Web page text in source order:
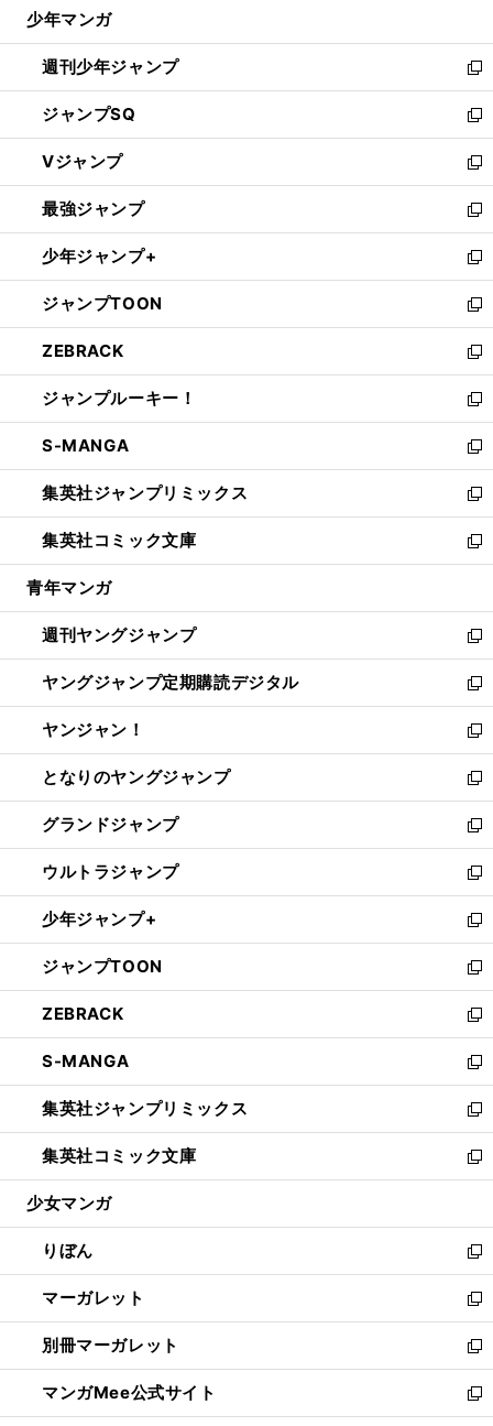
開
く
少年マンガ
週刊少年ジャンプ
新
し
い
ウ
ィ
ン
ド
ウ
で
開
く
ジャンプSQ
新
し
い
ウ
ィ
ン
ド
ウ
で
開
く
Vジャンプ
新
し
い
ウ
ィ
ン
ド
ウ
で
開
く
最強ジャンプ
新
し
い
ウ
ィ
ン
ド
ウ
で
開
く
少年ジャンプ+
新
し
い
ウ
ィ
ン
ド
ウ
で
開
く
ジャンプTOON
新
し
い
ウ
ィ
ン
ド
ウ
で
開
く
ZEBRACK
新
し
い
ウ
ィ
ン
ド
ウ
で
開
ジャンプルーキー！
新
し
い
ウ
ィ
ン
ド
ウ
開
く
S-MANGA
新
し
い
ウ
ィ
ン
ウ
で
開
く
集英社ジャンプリミックス
新
し
い
ウ
ン
ド
ウ
で
開
く
集英社コミック文庫
新
し
ウ
ィ
ン
ド
ウ
で
開
く
青年マンガ
週刊ヤングジャンプ
新
し
い
ウ
ィ
ン
ド
ウ
で
開
く
ヤングジャンプ定期購読デジタル
新
し
い
ウ
ィ
ン
ド
ウ
で
開
く
ヤンジャン！
新
し
い
ウ
ィ
ン
ド
ウ
で
開
く
となりのヤングジャンプ
新
し
い
ウ
ィ
ン
ド
ウ
で
開
く
グランドジャンプ
新
し
い
ウ
ィ
ン
ド
ウ
で
開
く
ウルトラジャンプ
新
し
い
ウ
ィ
ン
ド
ウ
で
開
く
少年ジャンプ+
新
し
い
ウ
ィ
ン
ド
ウ
で
開
く
ジャンプTOON
新
し
い
ウ
ィ
ン
ド
ウ
で
開
ZEBRACK
新
し
い
ウ
ィ
ン
ド
ウ
開
く
S-MANGA
新
し
い
ウ
ィ
ン
ウ
で
開
く
集英社ジャンプリミックス
新
し
い
ウ
ン
ド
ウ
で
開
く
集英社コミック文庫
新
し
ウ
ィ
ン
ド
ウ
で
開
く
少女マンガ
りぼん
新
し
い
ウ
ィ
ン
ド
ウ
マーガレット
新
し
い
ウ
ィ
ン
別冊マーガレット
新
し
い
ウ
マンガMee公式サイト
新
し